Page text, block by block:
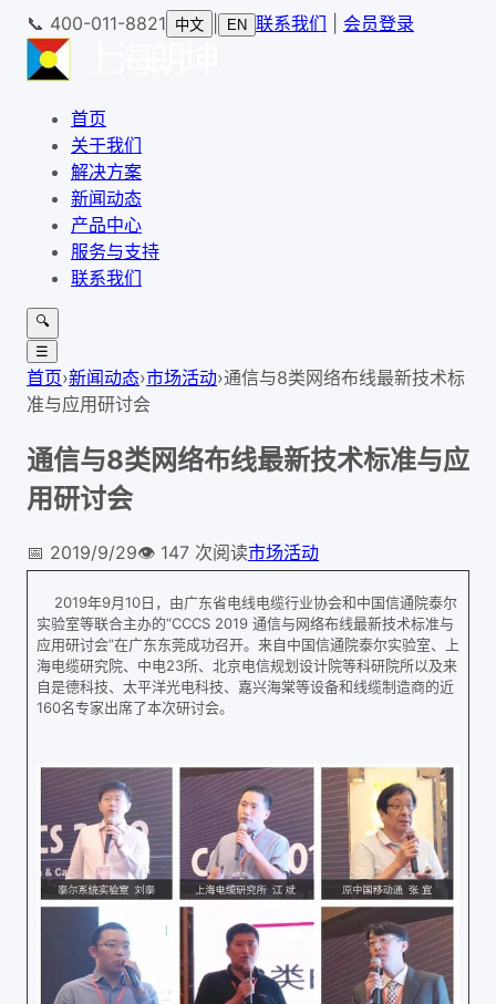
📞 400-011-8821 中文 EN 联系我们 会员登录
首页
关于我们
解决方案
新闻动态
产品中心
服务与支持
联系我们
🔍
☰
首页›新闻动态›市场活动›通信与8类网络布线最新技术标
准与应用研讨会
通信与8类网络布线最新技术标准与应
用研讨会
📅 2019/9/29👁️ 147 次阅读市场活动
2019年9月10日，由广东省电线电缆行业协会和中国信通院泰尔
实验室等联合主办的“CCCS 2019 通信与网络布线最新技术标准与
应用研讨会”在广东东莞成功召开。来自中国信通院泰尔实验室、上
海电缆研究院、中电23所、北京电信规划设计院等科研院所以及来
自是德科技、太平洋光电科技、嘉兴海棠等设备和线缆制造商的近
160名专家出席了本次研讨会。